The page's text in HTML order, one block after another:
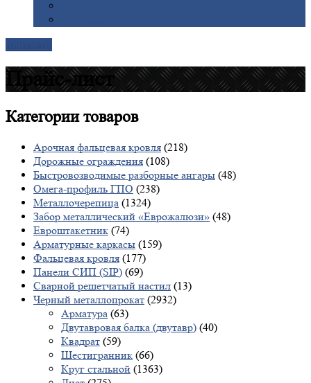
Прайс-лист
Категориитоваров
Арочная фальцевая кровля (218)
Дорожные ограждения (108)
Быстровозводимые разборные ангары (48)
Омега-профиль ГПО (238)
Металлочерепица (1324)
Забор металлический «Еврожалюзи» (48)
Евроштакетник (74)
Арматурные каркасы (159)
Фальцевая кровля (177)
Панели СИП (SIP) (69)
Сварной решетчатый настил (13)
Черный металлопрокат (2932)
Арматура (63)
Двутавровая балка (двутавр) (40)
Квадрат (59)
Шестигранник (66)
Круг стальной (1363)